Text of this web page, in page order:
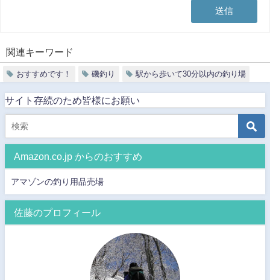
関連キーワード
おすすめです！ 磯釣り 駅から歩いて30分以内の釣り場
サイト存続のため皆様にお願い
Amazon.co.jp からのおすすめ
アマゾンの釣り用品売場
佐藤のプロフィール